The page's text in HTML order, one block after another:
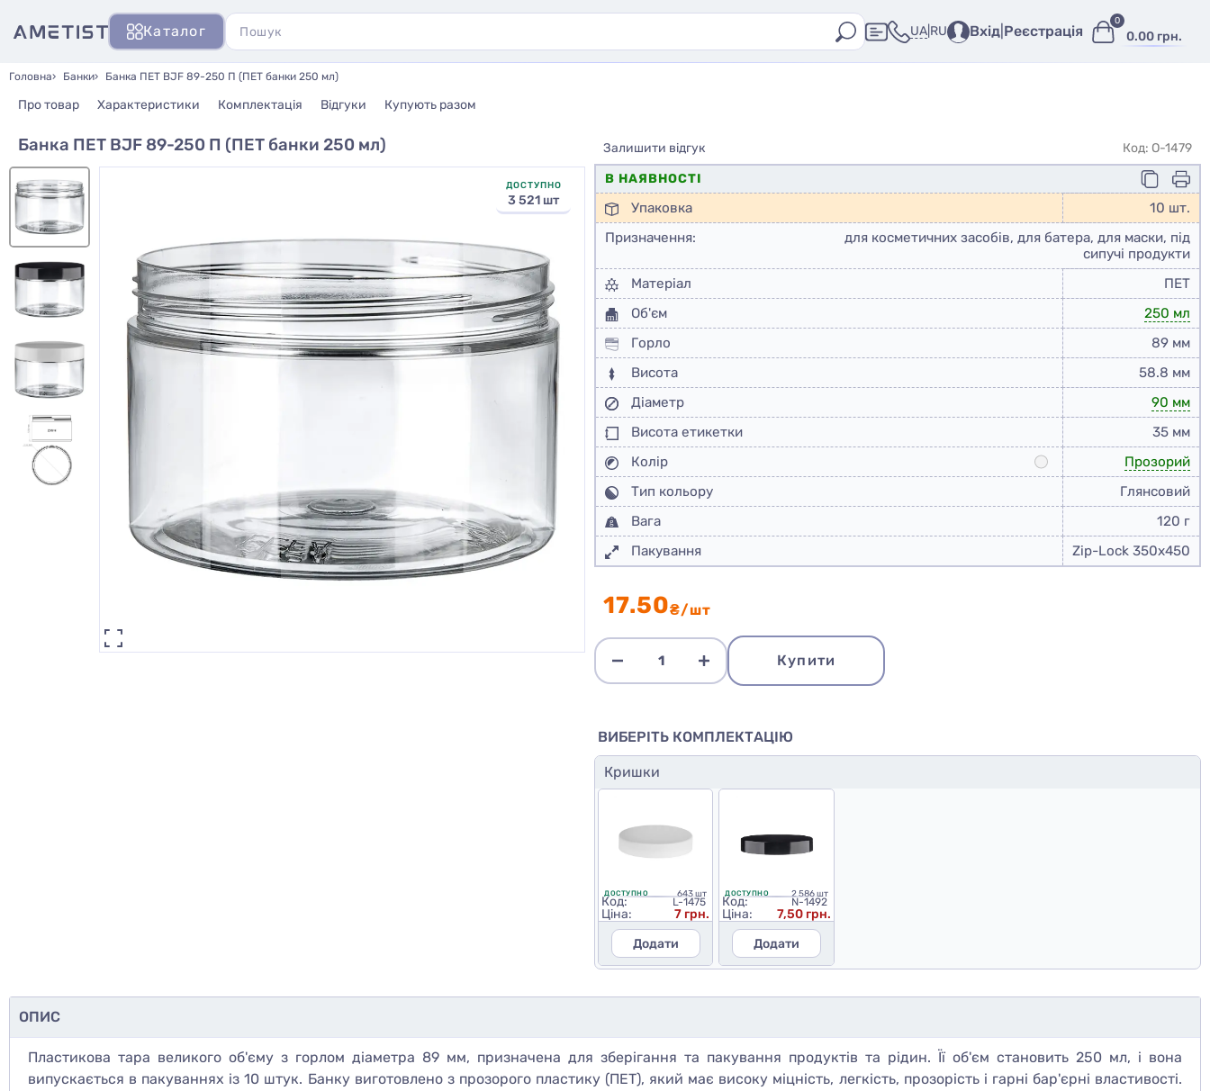
Каталог UA RU Вхід Реєстрація 0.00 грн.
0
Головна Банки Банка ПЕТ BJF 89-250 П (ПЕТ банки 250 мл)
Про товар Характеристики Комплектація Відгуки Купують разом
Банка ПЕТ BJF 89-250 П (ПЕТ банки 250 мл)
ДОСТУПНО
3 521 шт
17.50₴/шт
Купити
Залишити відгук
Код: O-1479
В НАЯВНОСТІ
Упаковка
10 шт.
Призначення:
для косметичних засобів, для батера, для маски, під
сипучі продукти
Матеріал
ПЕТ
Об'єм
250 мл
Горло
89 мм
Висота
58.8 мм
Діаметр
90 мм
Висота етикетки
35 мм
Колір
Прозорий
Тип кольору
Глянсовий
Вага
120 г
Пакування
Zip-Lock 350x450
ВИБЕРІТЬ КОМПЛЕКТАЦІЮ
Кришки
ДОСТУПНО 643 шт
Код: L-1475
Ціна:
7 грн.
Додати
ДОСТУПНО 2 586 шт
Код: N-1492
Ціна:
7,50 грн.
Додати
ОПИС
Пластикова тара великого об'єму з горлом діаметра 89 мм, призначена для зберігання та пакування продуктів та рідин. Її об'єм становить 250 мл, і вона
випускається в пакуваннях із 10 штук. Банку виготовлено з прозорого пластику (ПЕТ), який має високу міцність, легкість, прозорість і гарні бар'єрні властивості.